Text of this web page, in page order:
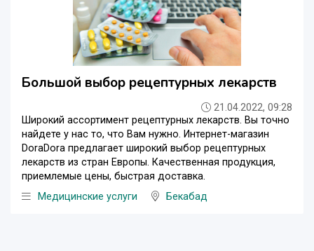
Большой выбор рецептурных лекарств
21.04.2022, 09:28
Широкий ассортимент рецептурных лекарств. Вы точно
найдете у нас то, что Вам нужно. Интернет-магазин
DoraDora предлагает широкий выбор рецептурных
лекарств из стран Европы. Качественная продукция,
приемлемые цены, быстрая доставка.
Медицинские услуги
Бекабад